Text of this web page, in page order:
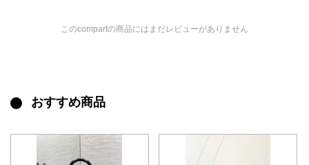
このcompartの商品にはまだレビューがありません
おすすめ商品